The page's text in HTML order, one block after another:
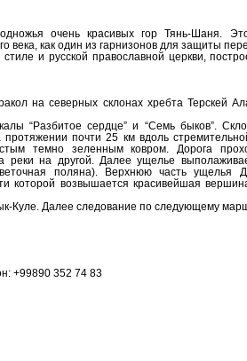
очень красивых гор Тянь-Шаня.
века, как один из гарнизонов для защиты
и русской православной церкви,
на северных склонах хребта Терскей
“Разбитое сердце” и “Семь быков”.
почти 25 км вдоль
темно зеленным ковром. Дорога
реки на другой. Далее ущелье
поляна). Верхнюю часть ущелья
которой возвышается красивейшая
Куле. Далее следование по следующему
+99890 352 74 83